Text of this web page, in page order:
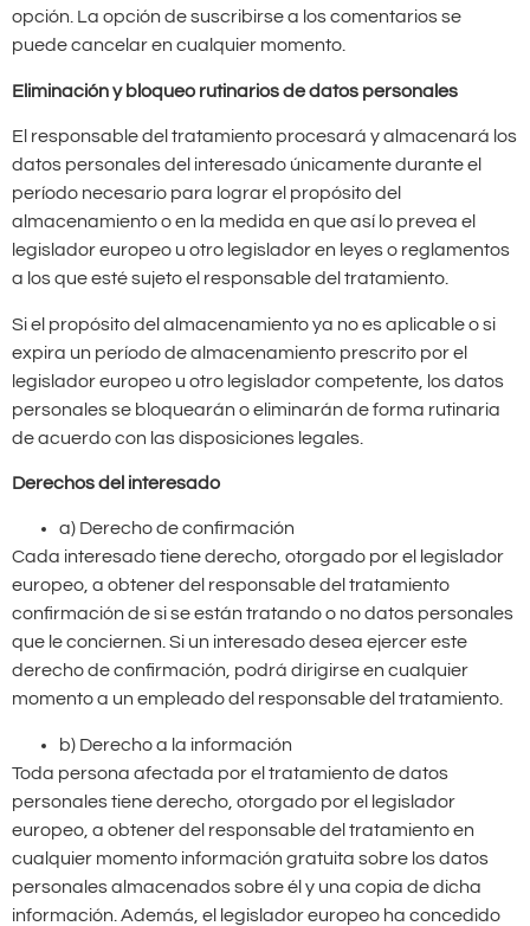
opción. La opción de suscribirse a los comentarios se
puede cancelar en cualquier momento.
Eliminación y bloqueo rutinarios de datos personales
El responsable del tratamiento procesará y almacenará los
datos personales del interesado únicamente durante el
período necesario para lograr el propósito del
almacenamiento o en la medida en que así lo prevea el
legislador europeo u otro legislador en leyes o reglamentos
a los que esté sujeto el responsable del tratamiento.
Si el propósito del almacenamiento ya no es aplicable o si
expira un período de almacenamiento prescrito por el
legislador europeo u otro legislador competente, los datos
personales se bloquearán o eliminarán de forma rutinaria
de acuerdo con las disposiciones legales.
Derechos del interesado
a) Derecho de confirmación
Cada interesado tiene derecho, otorgado por el legislador
europeo, a obtener del responsable del tratamiento
confirmación de si se están tratando o no datos personales
que le conciernen. Si un interesado desea ejercer este
derecho de confirmación, podrá dirigirse en cualquier
momento a un empleado del responsable del tratamiento.
b) Derecho a la información
Toda persona afectada por el tratamiento de datos
personales tiene derecho, otorgado por el legislador
europeo, a obtener del responsable del tratamiento en
cualquier momento información gratuita sobre los datos
personales almacenados sobre él y una copia de dicha
información. Además, el legislador europeo ha concedido